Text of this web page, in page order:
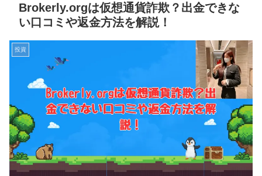
Brokerly.orgは仮想通貨詐欺？出金できな
い口コミや返金方法を解説！
投資